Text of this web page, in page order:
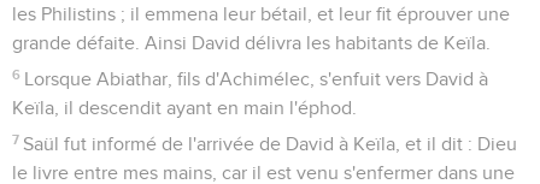
les Philistins ; il emmena leur bétail, et leur fit éprouver une
grande défaite. Ainsi David délivra les habitants de Keïla.
6 Lorsque Abiathar, fils d'Achimélec, s'enfuit vers David à
Keïla, il descendit ayant en main l'éphod.
7 Saül fut informé de l'arrivée de David à Keïla, et il dit : Dieu
le livre entre mes mains, car il est venu s'enfermer dans une